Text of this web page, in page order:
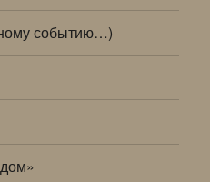
событию…)